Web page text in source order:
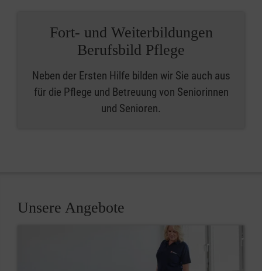
Fort- und Weiterbildungen
Berufsbild Pflege
Neben der Ersten Hilfe bilden wir Sie auch aus
für die Pflege und Betreuung von Seniorinnen
und Senioren.
Unsere Angebote